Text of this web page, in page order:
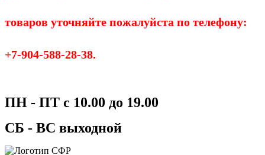
товаров уточняйте пожалуйста по телефону:
+7-904-588-28-38.
ПН - ПТ с 10.00 до 19.00
СБ - ВС выходной